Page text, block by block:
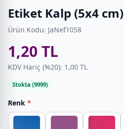
Etiket Kalp (5x4 cm)
Ürün Kodu: JaNef1058
1,20 TL
KDV Hariç (%20): 1,00 TL
Stokta (9999)
Renk *